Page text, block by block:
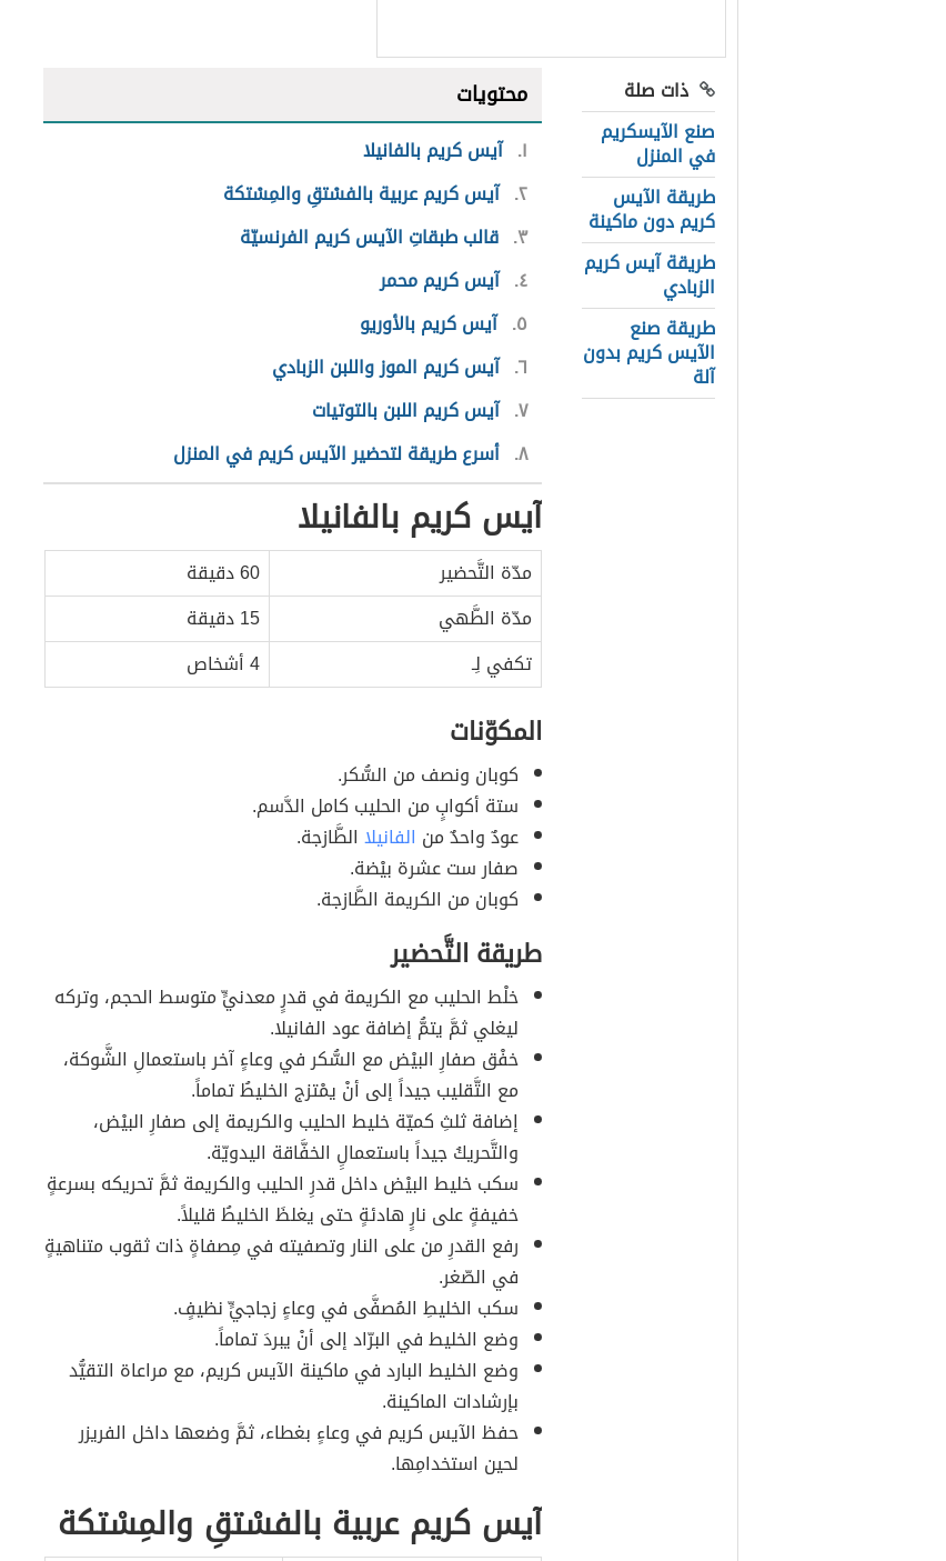
ذات صلة
صنع الآيسكريم
في المنزل
طريقة الآيس
كريم دون ماكينة
طريقة آيس كريم
الزبادي
طريقة صنع
الآيس كريم بدون
آلة
محتويات
١ آيس كريم بالفانيلا
٢ آيس كريم عربية بالفسْتقِ والمِسْتكة
٣ قالب طبقاتِ الآيس كريم الفرنسيّة
٤ آيس كريم محمر
٥ آيس كريم بالأوريو
٦ آيس كريم الموز واللبن الزبادي
٧ آيس كريم اللبن بالتوتيات
٨ أسرع طريقة لتحضير الآيس كريم في المنزل
آيس كريم بالفانيلا
مدّة التَّحضير
60 دقيقة
مدّة الطَّهي
15 دقيقة
تكفي لِـ
4 أشخاص
المكوّنات
كوبان ونصف من السُّكر.
ستة أكوابٍ من الحليب كامل الدَّسم.
عودٌ واحدٌ من الفانيلا الطَّازجة.
صفار ست عشرة بيْضة.
كوبان من الكريمة الطَّازجة.
طريقة التَّحضير
خلْط الحليب مع الكريمة في قدرٍ معدنيٍّ متوسط الحجم، وتركه
ليغلي ثمَّ يتمُّ إضافة عود الفانيلا.
خفْق صفارِ البيْض مع السُّكر في وعاءٍ آخر باستعمالِ الشَّوكة،
مع التَّقليب جيداً إلى أنْ يمْتزج الخليطُ تماماً.
إضافة ثلثِ كميّة خليط الحليب والكريمة إلى صفارِ البيْض،
والتَّحريكُ جيداً باستعمالِِ الخفَّاقة اليدويّة.
سكب خليط البيْض داخل قدرِ الحليب والكريمة ثمَّ تحريكه بسرعةٍ
خفيفةٍ على نارٍ هادئةٍ حتى يغلظَ الخليطُ قليلاً.
رفع القدرِ من على النار وتصفيته في مِصفاةٍ ذات ثقوب متناهيةٍ
في الصّغر.
سكب الخليطِ المُصفَّى في وعاءٍ زجاجيٍّ نظيفٍ.
وضع الخليط في البرّاد إلى أنْ يبردَ تماماً.
وضع الخليط البارد في ماكينة الآيس كريم، مع مراعاة التقيُّد
بإرشادات الماكينة.
حفظ الآيس كريم في وعاءٍ بغطاء، ثمَّ وضعها داخل الفريزر
لحين استخدامِها.
آيس كريم عربية بالفسْتقِ والمِسْتكة